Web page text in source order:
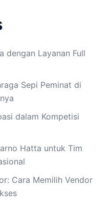
dengan Layanan Full
Sepi Peminat di
dalam Kompetisi
Hatta untuk Tim
Cara Memilih Vendor